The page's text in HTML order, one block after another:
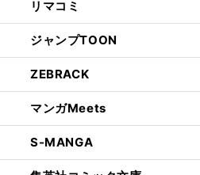
リマコミ
ジャンプTOON
ZEBRACK
マンガMeets
S-MANGA